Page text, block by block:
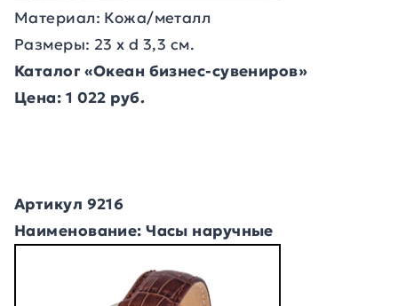
Материал: Кожа/металл
Размеры: 23 х d 3,3 см.
Каталог «Океан бизнес-сувениров»
Цена: 1 022 руб.
Артикул 9216
Наименование: Часы наручные